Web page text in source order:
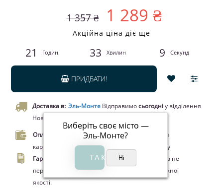
1 357 ₴ 1 289 ₴
Акційна ціна діє ще
21 Годин 33 Хвилин 9 Секунд
ПРИДБАТИ!
Доставка в: Эль-Монте
Виберіть своє місто —
Эль-Монте?
Відправимосьогодніу відділення
Нової пошти чи кур’єром.
Оплата.
Оплата при отриманні товару, Оплата
карткою Visa/MasterCard, Google Pay, Apple Pay
Гарантія.
Законом про захист прав споживачів не
передбачено повернення цього товару належної
якості.